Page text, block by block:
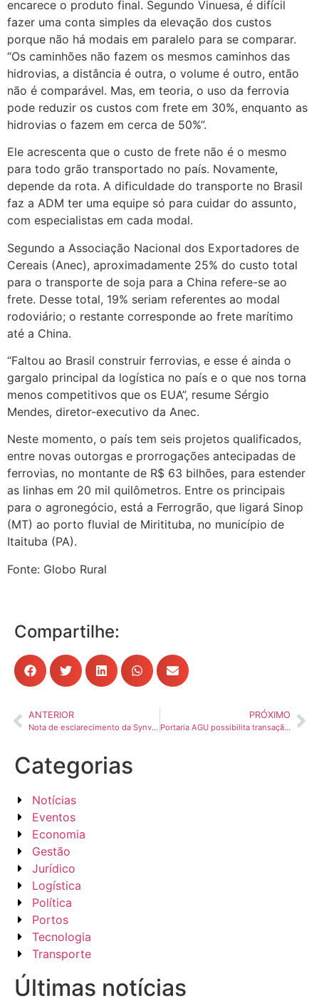
encarece o produto final. Segundo Vinuesa, é difícil
fazer uma conta simples da elevação dos custos
porque não há modais em paralelo para se comparar.
“Os caminhões não fazem os mesmos caminhos das
hidrovias, a distância é outra, o volume é outro, então
não é comparável. Mas, em teoria, o uso da ferrovia
pode reduzir os custos com frete em 30%, enquanto as
hidrovias o fazem em cerca de 50%”.
Ele acrescenta que o custo de frete não é o mesmo
para todo grão transportado no país. Novamente,
depende da rota. A dificuldade do transporte no Brasil
faz a ADM ter uma equipe só para cuidar do assunto,
com especialistas em cada modal.
Segundo a Associação Nacional dos Exportadores de
Cereais (Anec), aproximadamente 25% do custo total
para o transporte de soja para a China refere-se ao
frete. Desse total, 19% seriam referentes ao modal
rodoviário; o restante corresponde ao frete marítimo
até a China.
“Faltou ao Brasil construir ferrovias, e esse é ainda o
gargalo principal da logística no país e o que nos torna
menos competitivos que os EUA”, resume Sérgio
Mendes, diretor-executivo da Anec.
Neste momento, o país tem seis projetos qualificados,
entre novas outorgas e prorrogações antecipadas de
ferrovias, no montante de R$ 63 bilhões, para estender
as linhas em 20 mil quilômetros. Entre os principais
para o agronegócio, está a Ferrogrão, que ligará Sinop
(MT) ao porto fluvial de Miritituba, no município de
Itaituba (PA).
Fonte: Globo Rural
Compartilhe:
ANTERIOR
Nota de esclarecimento da Synvia sobre o Exame Toxicológico
PRÓXIMO
Portaria AGU possibilita transação extraordinária na dívida ativa não tributária
Categorias
Notícias
Eventos
Economia
Gestão
Jurídico
Logística
Política
Portos
Tecnologia
Transporte
Últimas notícias